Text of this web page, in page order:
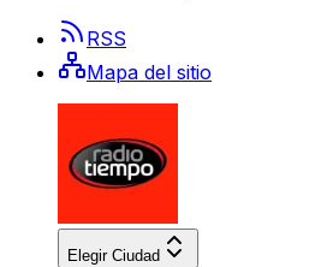
RSS
Mapa del sitio
Elegir Ciudad